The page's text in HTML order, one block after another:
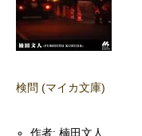
検問 (マイカ文庫)
作者: 楠田文人